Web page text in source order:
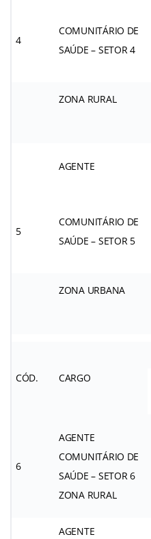
4
COMUNITÁRIO DE
SAÚDE – SETOR 4
ZONA RURAL
AGENTE
5
COMUNITÁRIO DE
SAÚDE – SETOR 5
ZONA URBANA
CÓD. CARGO
6
AGENTE
COMUNITÁRIO DE
SAÚDE – SETOR 6
ZONA RURAL
AGENTE